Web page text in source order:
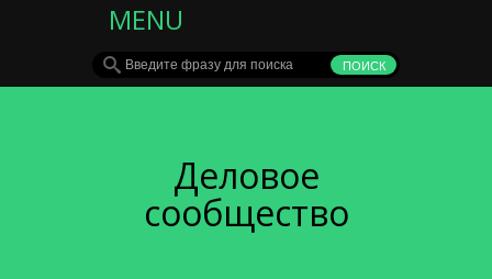
MENU
Деловое
сообщество